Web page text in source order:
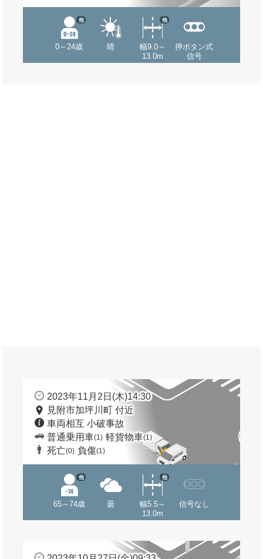
0～24歳
他
晴
幅9.0～
13.0m
他
押ボタン式
信号
2023年11月2日(木)14:30
見附市加坪川町 付近
車両相互 小破事故
普通乗用車(1) 軽貨物車(1)
死亡(0) 負傷(1)
65～74歳
他
曇
幅5.5～
13.0m
他
信号なし